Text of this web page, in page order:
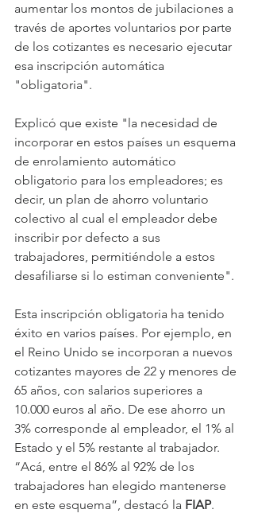
aumentar los montos de jubilaciones a
través de aportes voluntarios por parte
de los cotizantes es necesario ejecutar
esa inscripción automática
"obligatoria".
Explicó que existe "la necesidad de
incorporar en estos países un esquema
de enrolamiento automático
obligatorio para los empleadores; es
decir, un plan de ahorro voluntario
colectivo al cual el empleador debe
inscribir por defecto a sus
trabajadores, permitiéndole a estos
desafiliarse si lo estiman conveniente".
Esta inscripción obligatoria ha tenido
éxito en varios países. Por ejemplo, en
el Reino Unido se incorporan a nuevos
cotizantes mayores de 22 y menores de
65 años, con salarios superiores a
10.000 euros al año. De ese ahorro un
3% corresponde al empleador, el 1% al
Estado y el 5% restante al trabajador.
“Acá, entre el 86% al 92% de los
trabajadores han elegido mantenerse
en este esquema”, destacó la FIAP.